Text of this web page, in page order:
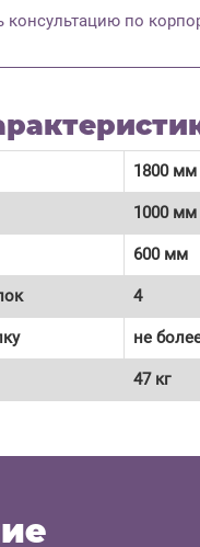
консультацию по
1800 мм
1000 мм
600 мм
4
не
47 кг